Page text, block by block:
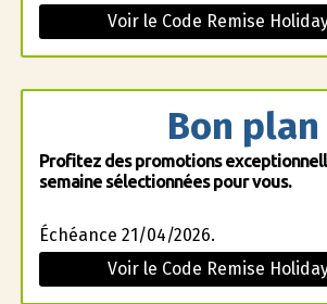
Voir le Code Remise
Bon plan
Profitez des promotions
semaine sélectionnées pour vous.
Échéance 21/04/2026.
Voir le Code Remise